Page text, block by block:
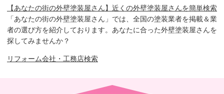
【あなたの街の外壁塗装屋さん】近くの外壁塗装屋さんを簡単検索
「あなたの街の外壁塗装屋さん」では、全国の塗装業者を掲載＆業
者の選び方を紹介しております。あなたに合った外壁塗装屋さんを
探してみませんか？
リフォーム会社・工務店検索